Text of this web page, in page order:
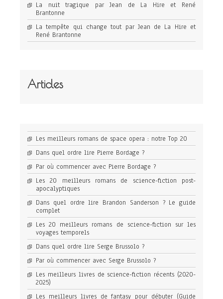
La nuit tragique par Jean de La Hire et René
Brantonne
La tempête qui change tout par Jean de La Hire et
René Brantonne
Articles
Les meilleurs romans de space opera : notre Top 20
Dans quel ordre lire Pierre Bordage ?
Par où commencer avec Pierre Bordage ?
Les 20 meilleurs romans de science-fiction post-
apocalyptiques
Dans quel ordre lire Brandon Sanderson ? Le guide
complet
Les 20 meilleurs romans de science-fiction sur les
voyages temporels
Dans quel ordre lire Serge Brussolo ?
Par où commencer avec Serge Brussolo ?
Les meilleurs livres de science-fiction récents (2020-
2025)
Les meilleurs livres de fantasy pour débuter (Guide